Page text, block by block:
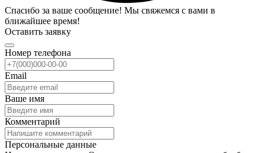
Спасибо за ваше сообщение! Мы свяжемся с вами в
ближайшее время!
Оставить заявку
Номер телефона
Email
Ваше имя
Комментарий
Персональные данные